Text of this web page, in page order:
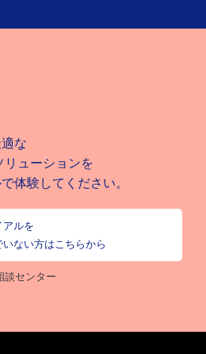
な
リューションを
体験してください。
アルを
ない方はこちらから
談センター